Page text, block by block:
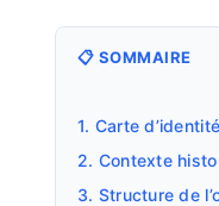
📋 SOMMAIRE
1. Carte
2. Contexte
3. Structure de